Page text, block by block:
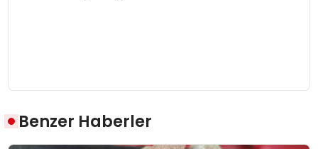
Benzer Haberler